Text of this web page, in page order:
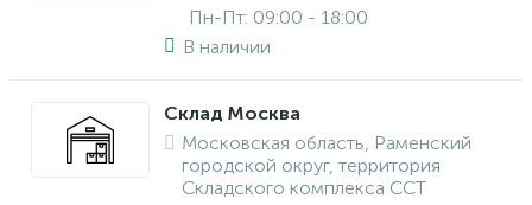
Пн-Пт: 09:00 - 18:00
В наличии
Склад Москва
Московская область, Раменский
городской округ, территория
Складского комплекса ССТ